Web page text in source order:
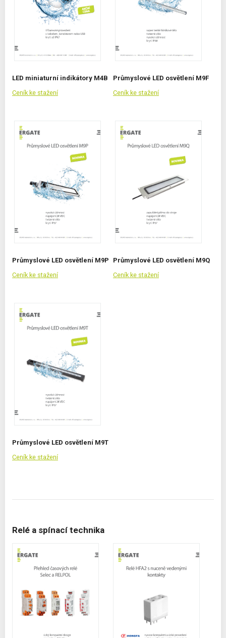
LED miniaturní indikátory M4B
Průmyslové LED osvětlení M9F
Ceník ke stažení
Ceník ke stažení
Průmyslové LED osvětlení M9P
Průmyslové LED osvětlení M9Q
Ceník ke stažení
Ceník ke stažení
Průmyslové LED osvětlení M9T
Ceník ke stažení
Relé a spínací technika